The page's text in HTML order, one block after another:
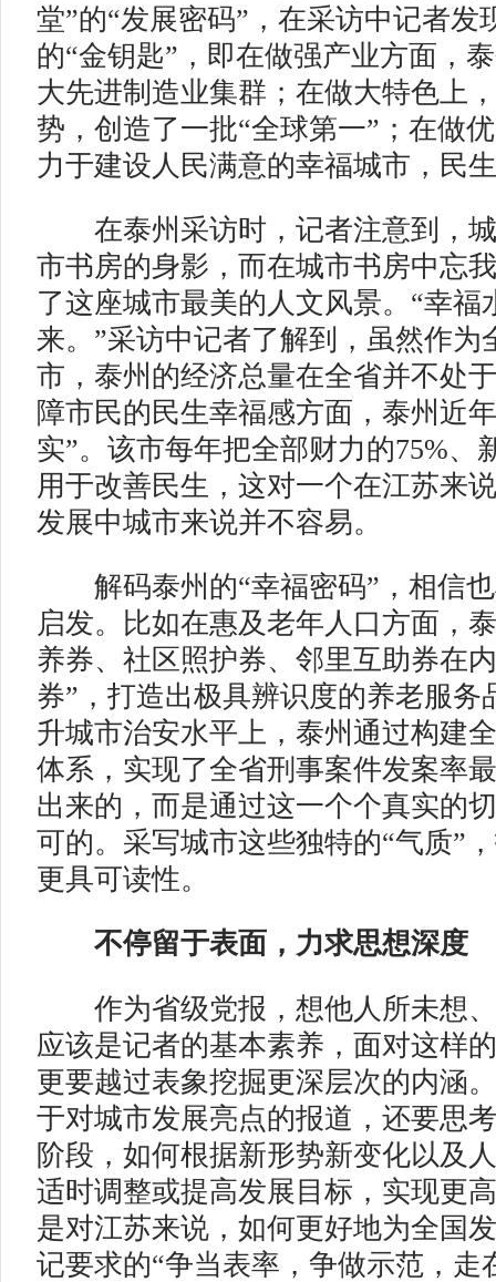
堂”的“发展密码”，在采访中记者发
的“金钥匙”，即在做强产业方面，
大先进制造业集群；在做大特色上
势，创造了一批“全球第一”；在做
力于建设人民满意的幸福城市，民
在泰州采访时，记者注意到，城
市书房的身影，而在城市书房中忘
了这座城市最美的人文风景。“幸福
来。”采访中记者了解到，虽然作为
市，泰州的经济总量在全省并不处
障市民的民生幸福感方面，泰州近
实”。该市每年把全部财力的75%、
用于改善民生，这对一个在江苏来
发展中城市来说并不容易。
解码泰州的“幸福密码”，相信也
启发。比如在惠及老年人口方面，
养券、社区照护券、邻里互助券在
券”，打造出极具辨识度的养老服务
升城市治安水平上，泰州通过构建
体系，实现了全省刑事案件发案率
出来的，而是通过这一个个真实的
可的。采写城市这些独特的“气质”
更具可读性。
不停留于表面，力求思想深度
作为省级党报，想他人所未想、
应该是记者的基本素养，面对这样
更要越过表象挖掘更深层次的内涵
于对城市发展亮点的报道，还要思
阶段，如何根据新形势新变化以及
适时调整或提高发展目标，实现更
是对江苏来说，如何更好地为全国
记要求的“争当表率，争做示范，走